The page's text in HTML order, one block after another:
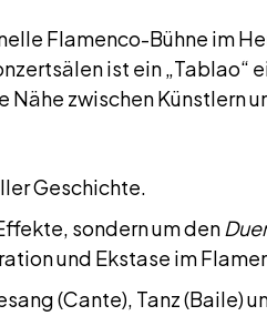
Flamenco-Bühne im
ist ein „Tablao“
zwischen Künstlern
Geschichte.
sondern um den
und Ekstase im
(Cante), Tanz (Baile)